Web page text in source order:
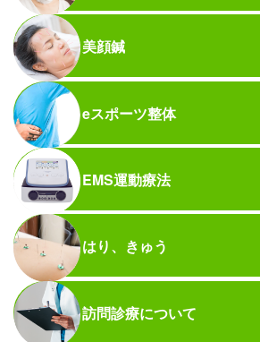
美顔鍼
eスポーツ整体
EMS運動療法
はり、きゅう
訪問診療について